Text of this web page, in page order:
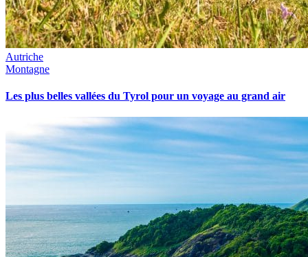
Autriche
Montagne
Les plus belles vallées du Tyrol pour un voyage au grand air